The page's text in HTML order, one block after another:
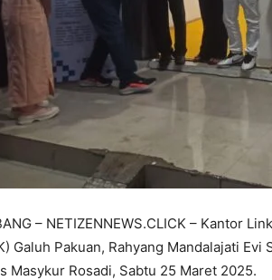
– NETIZENNEWS.CLICK – Kantor
Galuh Pakuan, Rahyang Mandalajati
Masykur Rosadi, Sabtu 25 Maret 2025.